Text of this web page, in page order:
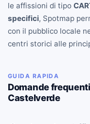
le affissioni di tipo
specifici, Spotmap
con il pubblico locale
centri storici alle
GUIDA RAPIDA
Domande
Castelverde